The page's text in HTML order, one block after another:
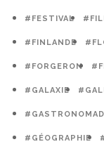
#FESTIVAL
#FINLANDE
#FORGERON
#GALAXIE
#GÉOGRAPHIE